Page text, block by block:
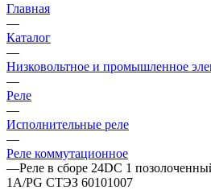
Главная
—
Каталог
—
Низковольтное и промышленное
—
Реле
—
Исполнительные реле
—
Реле коммутационное
—Реле в сборе 24DС 1
1A/PG СТЭЗ 60101007